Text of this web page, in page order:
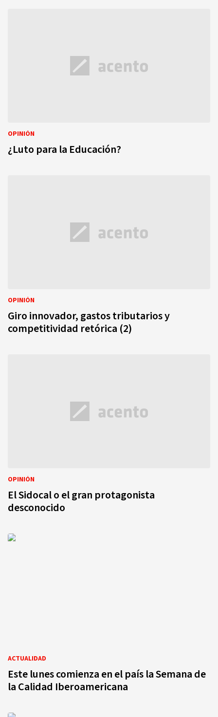
OPINIÓN
¿Luto para la Educación?
OPINIÓN
Giro innovador, gastos tributarios y
competitividad retórica (2)
OPINIÓN
El Sidocal o el gran protagonista
desconocido
ACTUALIDAD
Este lunes comienza en el país la Semana de
la Calidad Iberoamericana